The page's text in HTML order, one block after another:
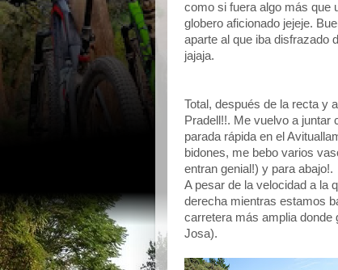
como si fuera algo más que
globero aficionado jejeje.
aparte al que iba disfrazado
jajaja.
Total, después de la recta y
Pradell!!. Me vuelvo a
parada rápida en el
bidones, me bebo varios
entran genial!) y para abajo!.
A pesar de la velocidad a la
derecha mientras estamos
carretera más amplia donde
Josa).